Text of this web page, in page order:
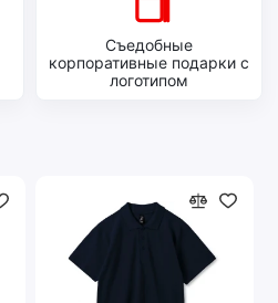
Съедобные
корпоративные подарки с
логотипом